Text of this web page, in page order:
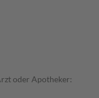
oder Apotheker: